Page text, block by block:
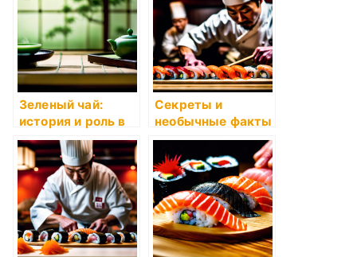
Зеленый чай:
история и роль в
японской культуре
Секреты и
необычные факты
о суши